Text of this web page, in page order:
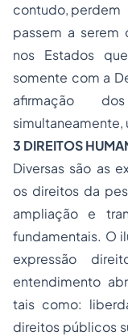
contudo, perdem
passem a serem
nos Estados
somente com a
afirmação
3 DIREITOS
Diversas são as
os direitos da
ampliação e
fundamentais. O
expressão
entendimento
tais como:
direitos públicos